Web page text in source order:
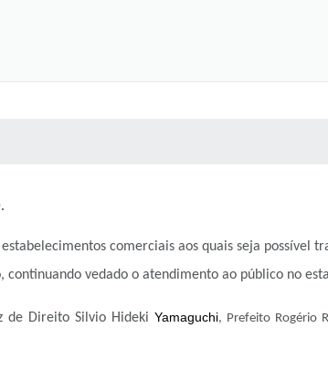
comerciais aos quais seja possível
vedado o atendimento ao público no
de Direito Silvio Hideki Yamaguchi, Prefeito Rogério